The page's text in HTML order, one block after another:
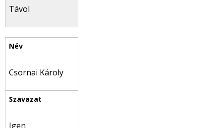
Távol
Csornai Károly
Igen